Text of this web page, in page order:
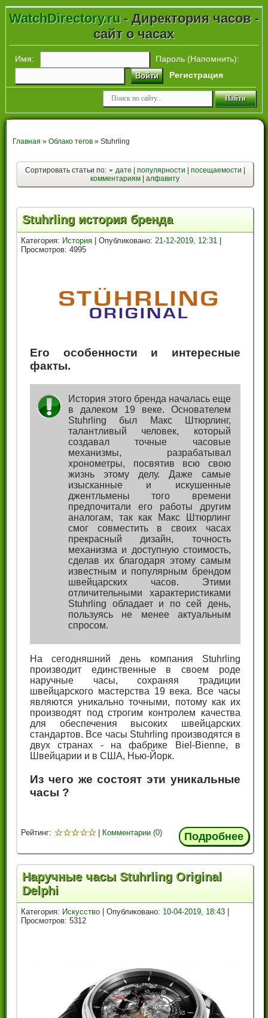
WatchDirectory.ru- Директория часов -
сайт о часах
Имя: Пароль (Напомнить):
Войти Регистрация
Главная » Облако тегов» Stuhrling
Сортировать статьи по: дате| популярности посещаемости
комментариям |алфавиту
Stuhrling история бренда
Категория: История | Опубликовано:21-12-2019, 12:31
Просмотров: 4995
Его особенности и интересные
факты.
История этого бренда началась еще
в далеком 19 веке. Основателем
Stuhrling был Макс Штюрлинг,
талантливый человек, который
создавал точные часовые
механизмы, разрабатывал
хронометры, посвятив всю свою
жизнь этому делу. Даже самые
изысканные и искушенные
джентльмены того времени
предпочитали его работы другим
аналогам, так как Макс Штюрлинг
смог совместить в своих часах
прекрасный дизайн, точность
механизма и доступную стоимость,
сделав их благодаря этому самым
известным и популярным брендом
швейцарских часов. Этими
отличительными характеристиками
Stuhrling обладает и по сей день,
пользуясь не менее актуальным
спросом.
На сегодняшний день компания Stuhrling
производит единственные в своем роде
наручные часы, сохраняя традиции
швейцарского мастерства 19 века. Все часы
являются уникально точными, потому как их
производят под строгим контролем качества
для обеспечения высоких швейцарских
стандартов. Все часы Stuhrling производятся в
двух странах - на фабрике Biel-Bienne, в
Швейцарии и в США, Нью-Йорк.
Из чего же состоят эти уникальные
часы ?
Рейтинг: ☆☆☆☆☆ Комментарии (0) Подробнее
Наручные часы Stuhrling Original
Delphi
Категория: Искусство | Опубликовано: 10-04-2019, 18:43 |
Просмотров: 5312